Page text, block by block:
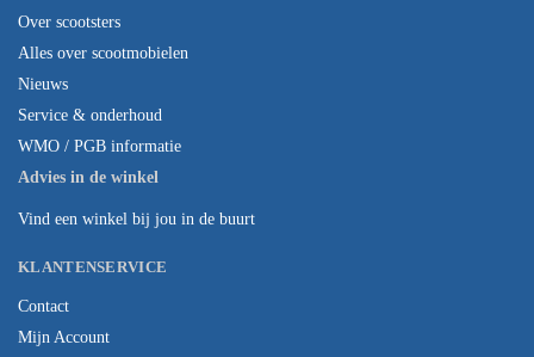
Over scootsters
Alles over scootmobielen
Nieuws
Service & onderhoud
WMO / PGB informatie
Advies in de winkel
Vind een winkel bij jou in de buurt
KLANTENSERVICE
Contact
Mijn Account